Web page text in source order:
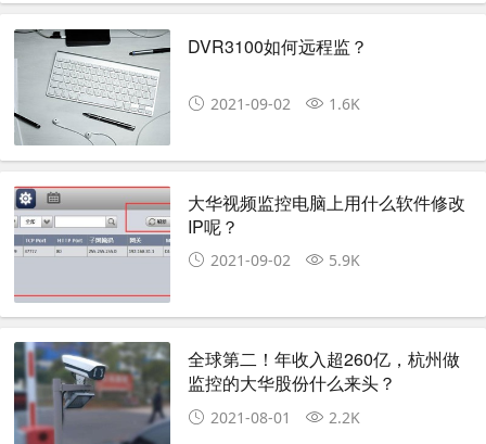
DVR3100如何远程监？
2021-09-02 1.6K
大华视频监控电脑上用什么软件修改
IP呢？
2021-09-02 5.9K
全球第二！年收入超260亿，杭州做
监控的大华股份什么来头？
2021-08-01 2.2K